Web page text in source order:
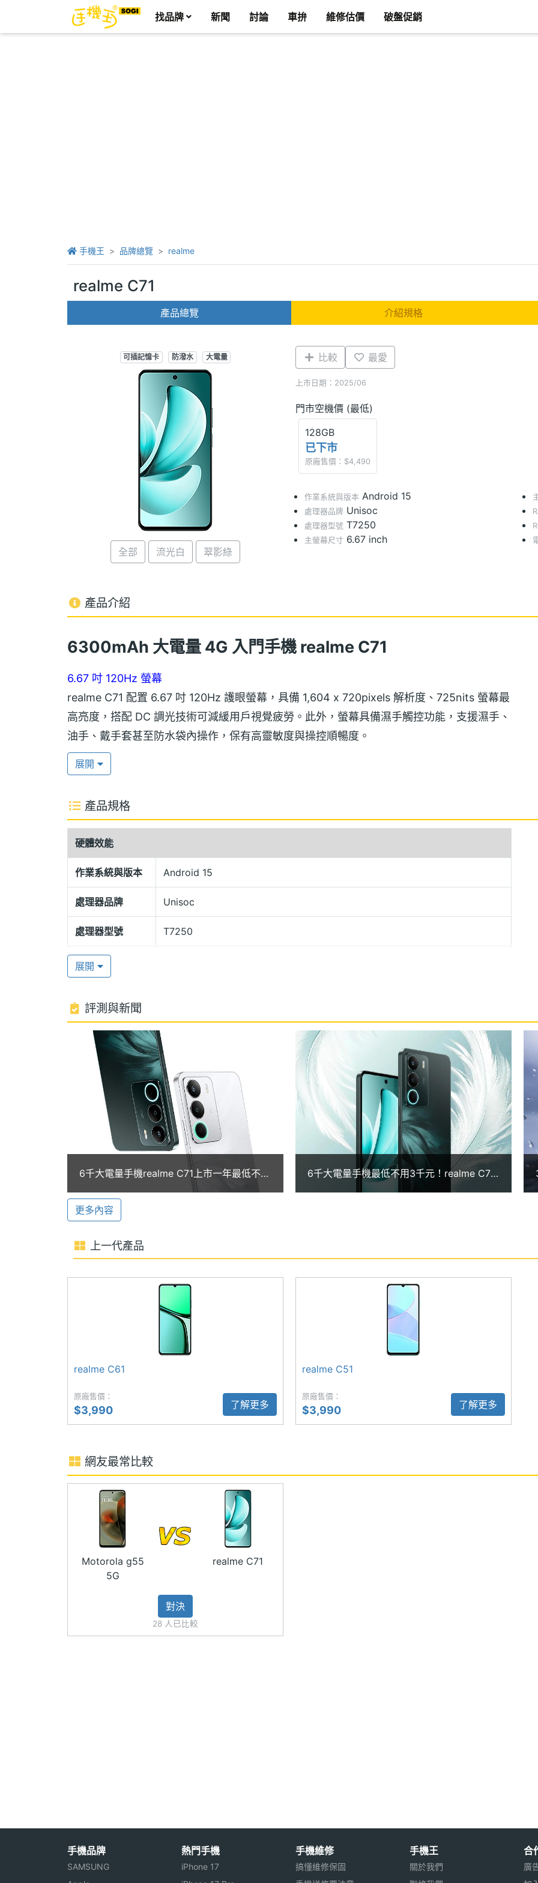
找品牌 新聞 討論 車拚 維修估價 破盤促銷
手機王 品牌總覽 realme
realme C71
產品總覽 介紹規格
可插記憶卡 防潑水 大電量
全部 流光白 翠影綠
比較 最愛
上市日期：2025/06
門市空機價 (最低)
128GB
已下市
原廠售價：$4,490
作業系統與版本 Android 15
處理器品牌 Unisoc
處理器型號 T7250
主螢幕尺寸 6.67 inch
產品介紹
6300mAh 大電量 4G 入門手機 realme C71
6.67 吋 120Hz 螢幕
realme C71 配置 6.67 吋 120Hz 護眼螢幕，具備 1,604 x 720pixels 解析度、725nits 螢幕最
高亮度，搭配 DC 調光技術可減緩用戶視覺疲勞。此外，螢幕具備濕手觸控功能，支援濕手、
油手、戴手套甚至防水袋內操作，保有高靈敏度與操控順暢度。
覺醒光環燈效
備「覺醒光環」燈效，可提供超過五種炫彩燈效提供獨特的互動體驗。防護部分，除了支援
IP54 日常防水，還擁有聲波排水技術，可主動排出喇叭孔內的積水。
4G + 4G 雙卡雙待
realme C71 運行 Android 15 作業系統，搭載紫光展銳 T7250 八核心處理器，內建 4GB
RAM / 128GB ROM，支援 microSD 記憶卡擴充功能。連線部分，具備 4G + 4G 雙卡雙待、
Wi-Fi 5、藍牙 5.2；續航方面擁有 6,300mAh 電池，支援 45W SUPERVOOC 快充。其他應
用也帶來 Google Gemini、AI 圈地即搜、AI 通話降噪 2.0 等豐富體驗。
realme C71 搭載 5,000 萬畫素主鏡頭 + 輔助鏡頭，主鏡頭擁有 F1.8 大光圈，支援人像模式
與膠片模擬的色彩濾鏡，前置 500 萬畫素鏡頭，具備臉部辨識功能。搭載多項先進 AI 影像功
能，「AI 人臉超高解析度」可以智慧辨識模糊人像，瞬間還原細膩清晰的臉部細節；「AI 快
速去背」可以一鍵去除背景，自由更換場景；「AI 消除」則能自動去除照片中多餘干擾元
realme C71 功能特色
◎ Android 15 作業系統、 realme UI 操作介面
◎ 紫光展銳 T7250, 1.8GHz 八核心處理器（12 奈米製程）
◎ 前置 500 萬畫素鏡頭
◎ 後置 5,000 萬畫素主鏡頭 + 輔助鏡頭
◎ 覺醒光環（支援超過 5 種炫彩燈效）、3.5mm 耳機孔
◎ 小膠囊狀態列 3.1 系統
◎ 配備 6,300mAh 電池
◎ 支援 microSD 記憶卡擴充
展開
產品規格
硬體效能
作業系統與版本 Android 15
處理器品牌 Unisoc
處理器型號 T7250
處理器時脈
圖形處理器 Mali-G57 MP1
RAM記憶體 4 GB
ROM儲存空間 128 GB
microSD
電池容量 6300 mAh
顯示螢幕
主螢幕尺寸 6.67 inch
主螢幕佔比 89.97 %
725 nits
LCD
120 Hz
主螢幕觸控採樣
相機規格
主相機畫素
主相機感光元件 CMOS
主相機光圈F
27 mm
燈
Yes
4G FDD LTE 1800(B3), 2100(B1), 2600(B7), 700(B28), 800(B20), 850(B5), 900(B8)
4G TDD LTE 2300(B40), 2500(B41), 2600(B38)
展開
評測與新聞
6千大電量手機realme C71上市一年最低不用
6千大電量手機最低不用3千元！realme C71
更多內容
上一代產品
realme C61
原廠售價：
$3,990 了解更多
realme C51
原廠售價：
$3,990 了解更多
網友最常比較
Motorola g55
5G
realme C71
對決
28 人已比較
手機品牌
SAMSUNG
熱門手機
iPhone 17
手機維修
搞懂維修保固
手機王
關於我們
合
廣